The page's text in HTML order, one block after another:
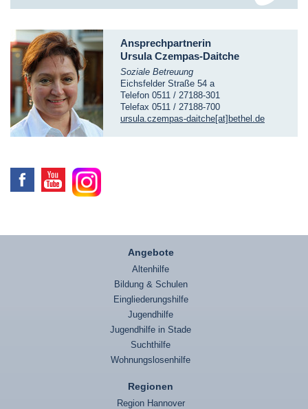
Montagvormittag und Mittwoch Sport Tag
Jeden Freitag um 10.30 Uhr Andacht im EG
Einzelbetreuung und lebensorientierte Angebote finden
weiterhin täglich auf den Etagen statt.
Ansprechpartnerin
Ursula Czempas-Daitche
Soziale Betreuung
Eichsfelder Straße 54 a
Telefon 0511 / 27188-301
Telefax 0511 / 27188-700
ursula.czempas-daitche[at]bethel.de
Angebote
Altenhilfe
Bildung & Schulen
Eingliederungshilfe
Jugendhilfe
Jugendhilfe in Stade
Suchthilfe
Wohnungslosenhilfe
Regionen
Region Hannover